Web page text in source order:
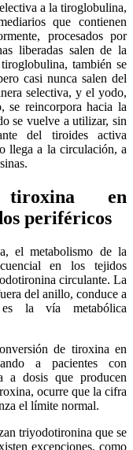
a la tiroglobulina,
que contienen
procesados por
liberadas salen de la
también se
casi nunca salen del
selectiva, y el yodo,
se reincorpora hacia la
se vuelve a utilizar, sin
del tiroides activa
llega a la circulación, a
en
periféricos
el metabolismo de la
en los tejidos
circulante. La
del anillo, conduce a
la vía metabólica
de tiroxina en
a pacientes con
a dosis que producen
ocurre que la cifra
el límite normal.
triyodotironina que se
excepciones, como